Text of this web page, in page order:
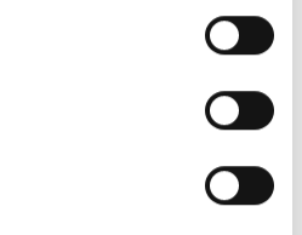
febrer, d'ocupació.
Orgànica 2/2010, del